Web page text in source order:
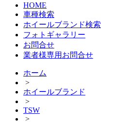
HOME
車種検索
ホイールブランド検索
フォトギャラリー
お問合せ
業者様専用お問合せ
ホーム
>
ホイールブランド
>
TSW
>